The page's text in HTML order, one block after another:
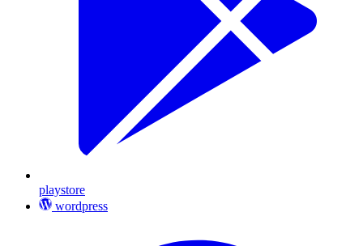
playstore
wordpress